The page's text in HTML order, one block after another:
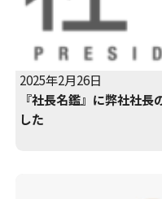
2025年2月26日
『社長名鑑』に弊社社
した